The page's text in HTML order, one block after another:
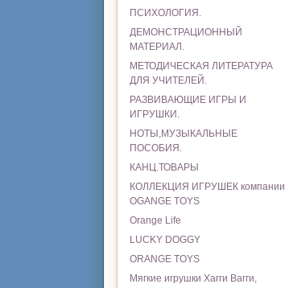
ПСИХОЛОГИЯ.
ДЕМОНСТРАЦИОННЫЙ
МАТЕРИАЛ.
МЕТОДИЧЕСКАЯ ЛИТЕРАТУРА
ДЛЯ УЧИТЕЛЕЙ.
РАЗВИВАЮЩИЕ ИГРЫ И
ИГРУШКИ.
НОТЫ,МУЗЫКАЛЬНЫЕ
ПОСОБИЯ.
КАНЦ.ТОВАРЫ
КОЛЛЕКЦИЯ ИГРУШЕК компании
OGANGE TOYS
Orange Life
LUCKY DOGGY
ORANGE TOYS
Мягкие игрушки Хагги Вагги,